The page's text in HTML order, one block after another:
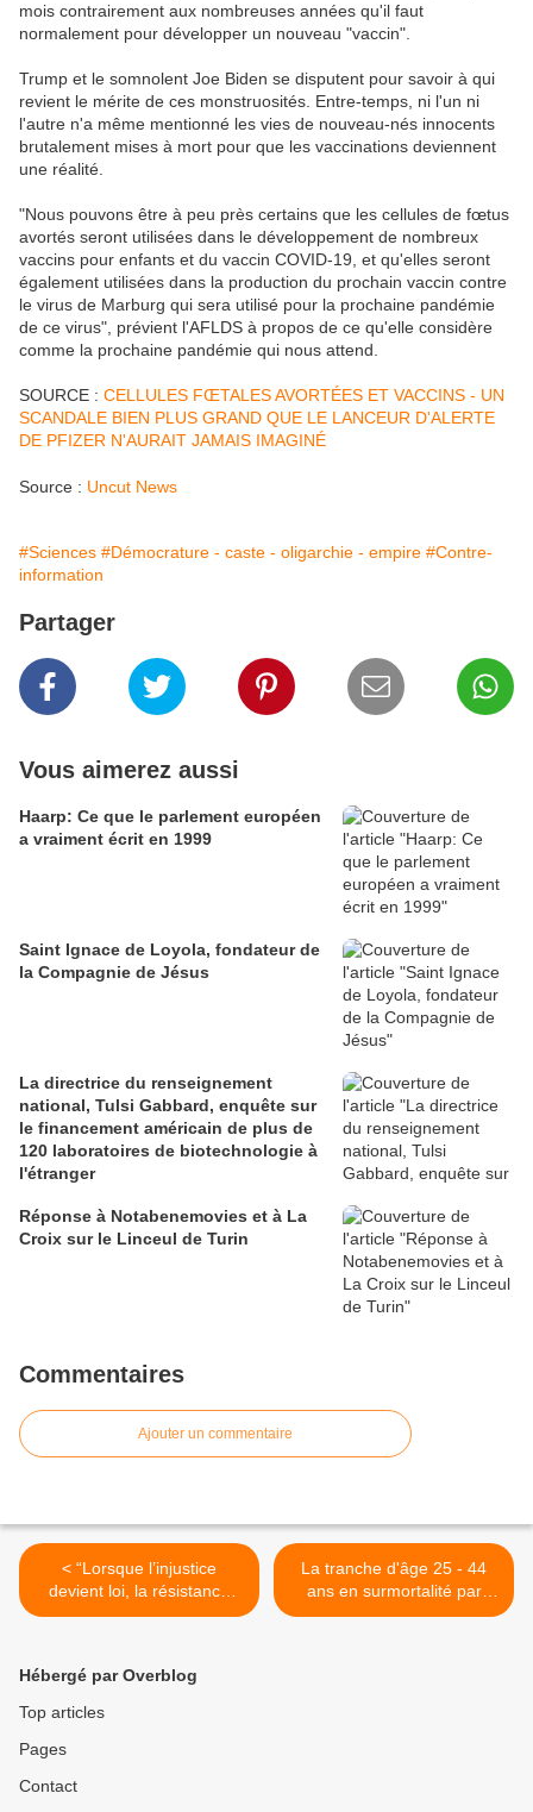
mois contrairement aux nombreuses années qu'il faut
normalement pour développer un nouveau "vaccin".
Trump et le somnolent Joe Biden se disputent pour savoir à qui
revient le mérite de ces monstruosités. Entre-temps, ni l'un ni
l'autre n'a même mentionné les vies de nouveau-nés innocents
brutalement mises à mort pour que les vaccinations deviennent
une réalité.
"Nous pouvons être à peu près certains que les cellules de fœtus
avortés seront utilisées dans le développement de nombreux
vaccins pour enfants et du vaccin COVID-19, et qu'elles seront
également utilisées dans la production du prochain vaccin contre
le virus de Marburg qui sera utilisé pour la prochaine pandémie
de ce virus", prévient l'AFLDS à propos de ce qu'elle considère
comme la prochaine pandémie qui nous attend.
SOURCE : CELLULES FŒTALES AVORTÉES ET VACCINS - UN
SCANDALE BIEN PLUS GRAND QUE LE LANCEUR D'ALERTE
DE PFIZER N'AURAIT JAMAIS IMAGINÉ
Source : Uncut News
#Sciences #Démocrature - caste - oligarchie - empire #Contre-
information
Partager
Vous aimerez aussi
Haarp: Ce que le parlement européen
a vraiment écrit en 1999
Saint Ignace de Loyola, fondateur de
la Compagnie de Jésus
La directrice du renseignement
national, Tulsi Gabbard, enquête sur
le financement américain de plus de
120 laboratoires de biotechnologie à
l'étranger
Réponse à Notabenemovies et à La
Croix sur le Linceul de Turin
Commentaires
Ajouter un commentaire
< “Lorsque l’injustice
devient loi, la résistance
devient un devoir”
La tranche d'âge 25 - 44
ans en surmortalité par
rapport à l'an dernier et
Hébergé par Overblog
Top articles
Pages
Contact